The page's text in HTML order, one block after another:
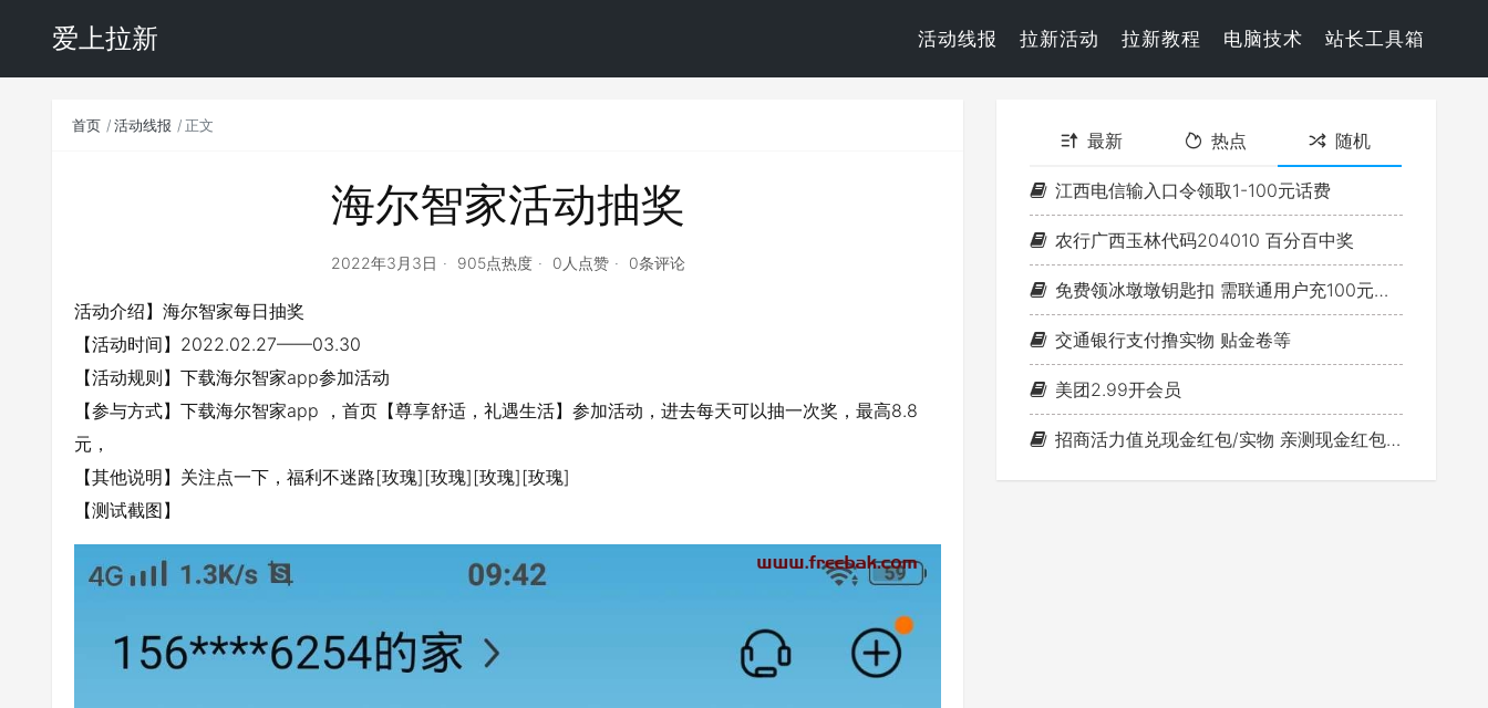
爱上拉新 活动线报 拉新活动 拉新教程 电脑技术 站长工具箱
首页 活动线报 正文
海尔智家活动抽奖
2022年3月3日 905点热度 0人点赞 0条评论
活动介绍】海尔智家每日抽奖
【活动时间】2022.02.27——03.30
【活动规则】下载海尔智家app参加活动
【参与方式】下载海尔智家app ，首页【尊享舒适，礼遇生活】参加活动，进去每天可以抽一次奖，最高8.8
元，
【其他说明】关注点一下，福利不迷路[玫瑰][玫瑰][玫瑰][玫瑰]
【测试截图】
最新 热点 随机
江西电信输入口令领取1-100元话费
农行广西玉林代码204010 百分百中奖
免费领冰墩墩钥匙扣 需联通用户充100元话费
交通银行支付撸实物 贴金卷等
美团2.99开会员
招商活力值兑现金红包/实物 亲测现金红包秒到